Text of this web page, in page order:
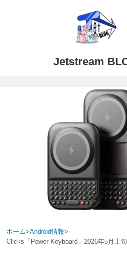
Jetstream
ホーム>Android情報>
Clicks「Power Keyboard」2026年5月上